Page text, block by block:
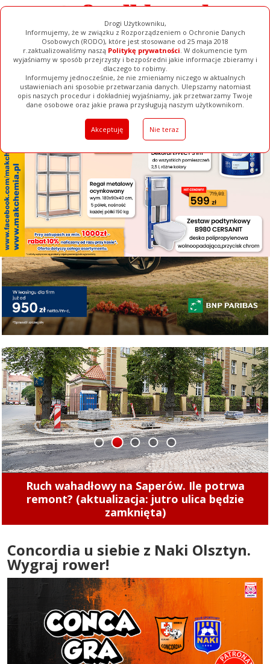
Drogi Użytkowniku,
Informujemy, że w związku z Rozporządzeniem o Ochronie Danych
Osobowych (RODO), które jest stosowane od 25 maja 2018
r.zaktualizowaliśmy naszą Politykę prywatności. W dokumencie tym
wyjaśniamy w sposób przejrzysty i bezpośredni jakie informacje zbieramy i
dlaczego to robimy.
Informujemy jednocześnie, że nie zmieniamy niczego w aktualnych
ustawieniach ani sposobie przetwarzania danych. Ulepszamy natomiast
opis naszych procedur i dokładniej wyjaśniamy, jak przetwarzamy Twoje
dane osobowe oraz jakie prawa przysługują naszym użytkownikom.
Akceptuję Nie teraz
[ ZAMKNIJ ]
Ogłoszenia Filmy Galerie Baza Firm Pełna Wersja
Zobacz, jak wygląda remont torowiska przy 1
Maja (zdjęcia)
1 2 3 4 5
Concordia u siebie z Naki Olsztyn.
Wygraj rower!